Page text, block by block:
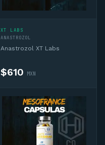
XT LABS
ANASTROZOL
Anastrozol XT Labs
$610 MXN